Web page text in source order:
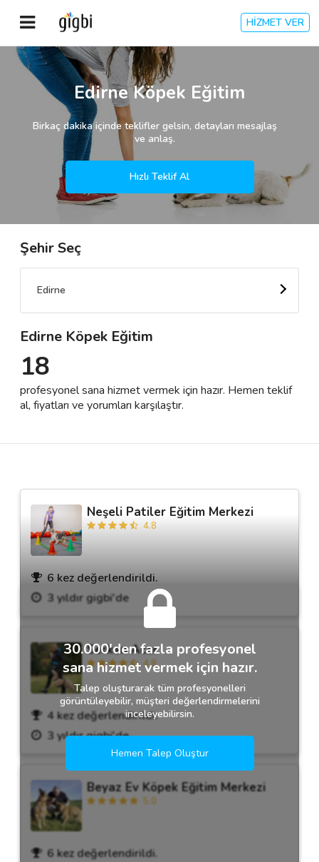
HİZMET VER
Anasayfa
Giriş Yap
Kayıt Ol
Kategoriler
🎈 Biz Kimiz?
🌟 Müşteri Değerlendirmeleri
Destek
İletişim
Edirne Köpek Eğitim
Birkaç dakika içinde teklifler gelsin, detayları mesajlaş
ve anlaş.
Hızlı Teklif Al
Şehir Seç
Edirne
Edirne Köpek Eğitim
18
profesyonel sana hizmet vermek için hazır. Hemen teklif
al, fiyatları ve yorumları karşılaştır.
Neşeli Patiler Eğitim Merkezi
4.8
6 kez değerlendirildi.
3 yıldır gigbi'de
Serkan Acar
4.8
4 kez değerlendirildi.
3 yıldır gigbi'de
Beyaz Ev Köpek Eğitim Merkezi
5.0
6 kez değerlendirildi.
30.000'den fazla profesyonel
sana hizmet vermek için hazır.
Talep oluşturarak tüm profesyonelleri
görüntüleyebilir, müşteri değerlendirmelerini
inceleyebilirsin.
Hemen Talep Oluştur